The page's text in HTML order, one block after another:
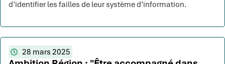
d’identifier les failles de leur système d’information.
28 mars 2025